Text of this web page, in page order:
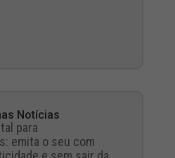
Notícias
para
emita o seu com